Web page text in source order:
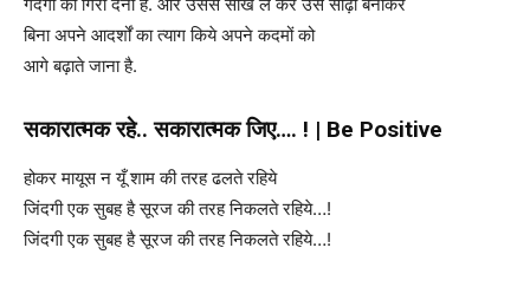
बिना अपने आदर्शों का त्याग किये अपने कदमों को
आगे बढ़ाते जाना है.
सकारात्मक रहे.. सकारात्मक जिए…. ! | Be Positive
होकर मायूस न यूँ शाम की तरह ढलते रहिये
जिंदगी एक सुबह है सूरज की तरह निकलते रहिये…!
जिंदगी एक सुबह है सूरज की तरह निकलते रहिये…!